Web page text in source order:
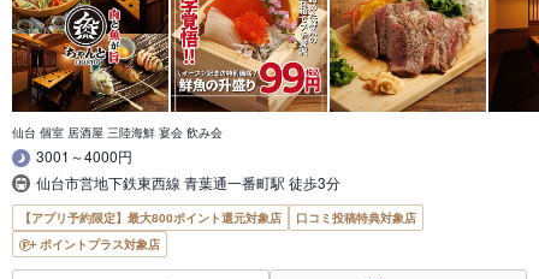
仙台 個室 居酒屋 三陸海鮮 宴会 飲み会
3001～4000円
仙台市営地下鉄東西線 青葉通一番町駅 徒歩3分
【アプリ予約限定】最大800ポイント還元対象店
口コミ投稿特典対象店
ポイントプラス対象店